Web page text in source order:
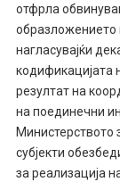
отфрла
образложението
нагласувајќи
кодификацијата
резултат на
на поединечни
Министерството
субјекти
за реализација